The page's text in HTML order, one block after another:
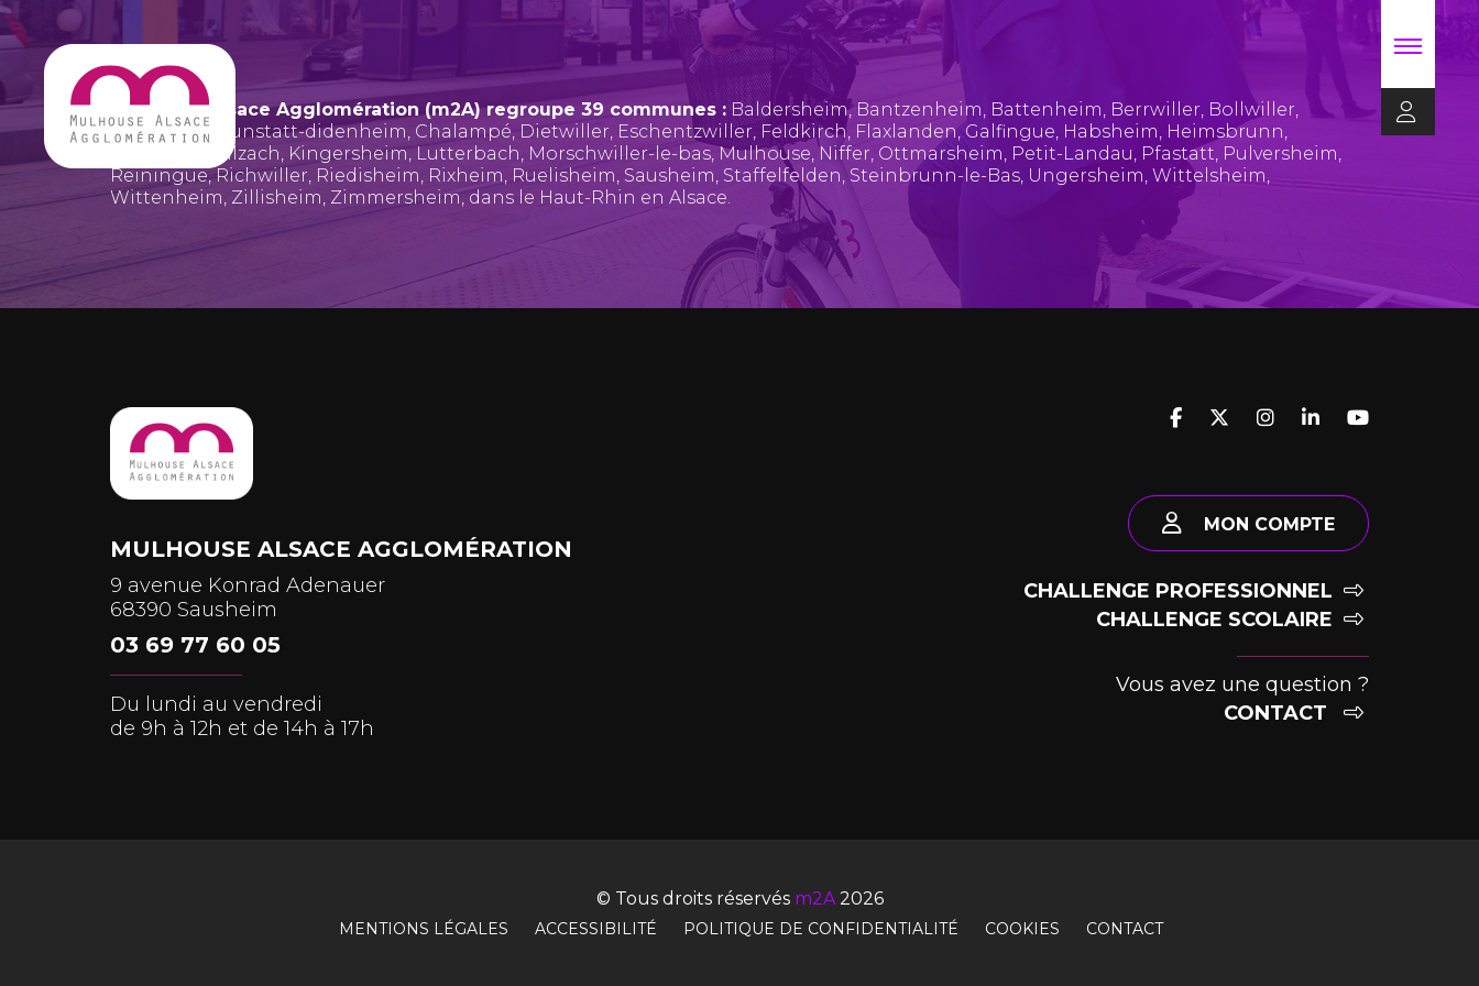
Mulhouse Alsace Agglomération (m2A) regroupe 39 communes : Baldersheim, Bantzenheim, Battenheim, Berrwiller, Bollwiller,
Bruebach, Brunstatt-didenheim, Chalampé, Dietwiller, Eschentzwiller, Feldkirch, Flaxlanden, Galfingue, Habsheim, Heimsbrunn,
Illzach, Kingersheim, Lutterbach, Morschwiller-le-bas,Mulhouse,Niffer, Ottmarsheim, Petit-Landau, Pfastatt, Pulversheim,
Reiningue,Richwiller, Riedisheim, Rixheim, Ruelisheim, Sausheim, Staffelfelden, Steinbrunn-le-Bas, Ungersheim, Wittelsheim,
Wittenheim, Zillisheim, Zimmersheim, dans le Haut-Rhin en Alsace.
MULHOUSE ALSACE AGGLOMÉRATION
9 avenue Konrad Adenauer
68390 Sausheim
03 69 77 60 05
Du lundi au vendredi
de 9h à 12h et de 14h à 17h
MON COMPTE
CHALLENGE PROFESSIONNEL
CHALLENGE SCOLAIRE
Vous avez une question ?
CONTACT
© Tous droits réservés m2A2026
MENTIONS LÉGALES ACCESSIBILITÉ POLITIQUE DE CONFIDENTIALITÉ COOKIES CONTACT